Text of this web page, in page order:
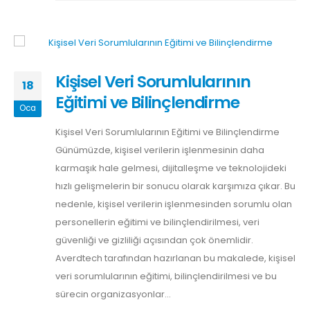
18
Oca
Kişisel Veri Sorumlularının
Eğitimi ve Bilinçlendirme
Kişisel Veri Sorumlularının Eğitimi ve Bilinçlendirme
Günümüzde, kişisel verilerin işlenmesinin daha
karmaşık hale gelmesi, dijitalleşme ve teknolojideki
hızlı gelişmelerin bir sonucu olarak karşımıza çıkar. Bu
nedenle, kişisel verilerin işlenmesinden sorumlu olan
personellerin eğitimi ve bilinçlendirilmesi, veri
güvenliği ve gizliliği açısından çok önemlidir.
Averdtech tarafından hazırlanan bu makalede, kişisel
veri sorumlularının eğitimi, bilinçlendirilmesi ve bu
sürecin organizasyonlar...